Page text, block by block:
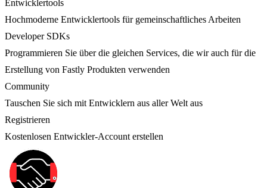
Entwicklertools
Hochmoderne Entwicklertools für gemeinschaftliches Arbeiten
Developer SDKs
Programmieren Sie über die gleichen Services, die wir auch für die
Erstellung von Fastly Produkten verwenden
Community
Tauschen Sie sich mit Entwicklern aus aller Welt aus
Registrieren
Kostenlosen Entwickler-Account erstellen